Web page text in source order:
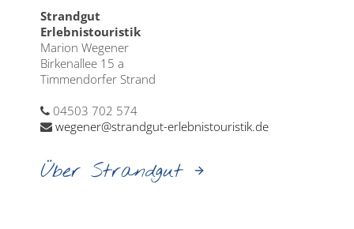
Strandgut
Erlebnistouristik
Marion Wegener
Birkenallee 15 a
Timmendorfer Strand
04503 702 574
wegener@strandgut-erlebnistouristik.de
Über Strandgut